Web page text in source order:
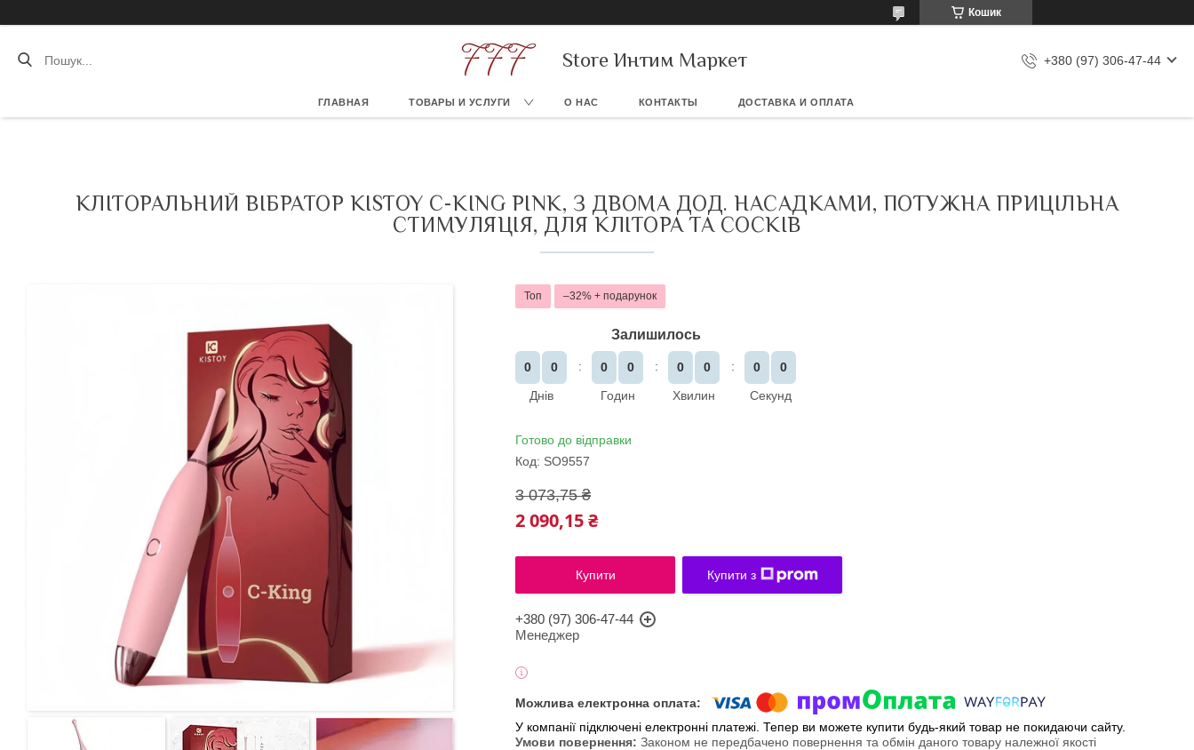
Кошик
Store Интим Маркет +380 (97) 306-47-44
ГЛАВНАЯ ТОВАРЫ И УСЛУГИ О НАС КОНТАКТЫ ДОСТАВКА И ОПЛАТА
КЛІТОРАЛЬНИЙ ВІБРАТОР KISTOY C-KING PINK, З ДВОМА ДОД. НАСАДКАМИ, ПОТУЖНА ПРИЦІЛЬНА
СТИМУЛЯЦІЯ, ДЛЯ КЛІТОРА ТА СОСКІВ
Топ –32%
Залишилось
0
0
Днів
0
0
Годин
0
0
Хвилин
0
0
Секунд
Готово до відправки
Код: SO9557
3 073,75 ₴
2 090,15 ₴
Купити Купити з
+380 (97) 306-47-44
Менеджер
У компанії підключені електронні платежі. Тепер ви можете купити будь-який товар не покидаючи сайту.
Законом не передбачено повернення та обмін даного товару належної якості